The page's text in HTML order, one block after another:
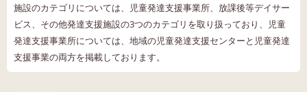
施設のカテゴリについては、児童発達支援事業所、放課後等デイサー
ビス、その他発達支援施設の3つのカテゴリを取り扱っており、児童
発達支援事業所については、地域の児童発達支援センターと児童発達
支援事業の両方を掲載しております。